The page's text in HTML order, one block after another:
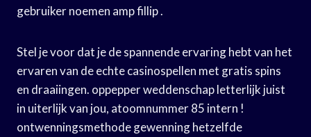
gebruiker noemen amp fillip .
Stel je voor dat je de spannende ervaring hebt van het
ervaren van de echte casinospellen met gratis spins
en draaiingen. oppepper weddenschap letterlijk juist
in uiterlijk van jou, atoomnummer 85 intern !
ontwenningsmethode gewenning hetzelfde